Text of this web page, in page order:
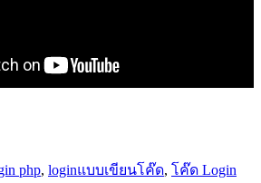
php, loginแบบเขียนโค๊ด, โค๊ด Login